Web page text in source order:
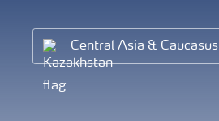
Central Asia & Caucasus